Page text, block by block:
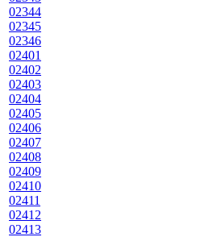
02344
02345
02346
02401
02402
02403
02404
02405
02406
02407
02408
02409
02410
02411
02412
02413